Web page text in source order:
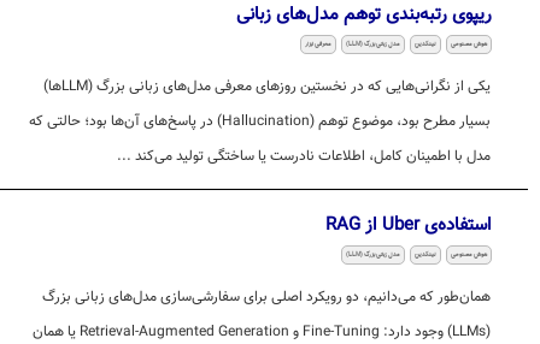
ریپوی رتبه‌بندی توهم مدل‌های زبانی
هوش مصنوعی لینکدین مدل زبانی بزرگ (LLM) معرفی ابزار
یکی از نگرانی‌هایی که در نخستین روزهای معرفی مدل‌های زبانی بزرگ (LLMها)
بسیار مطرح بود، موضوع توهم (Hallucination) در پاسخ‌های آن‌ها بود؛ حالتی که
مدل با اطمینان کامل، اطلاعات نادرست یا ساختگی تولید می‌کند ...
استفاده‌ی Uber از RAG
هوش مصنوعی لینکدین مدل زبانی بزرگ (LLM)
همان‌طور که می‌دانیم، دو رویکرد اصلی برای سفارشی‌سازی مدل‌های زبانی بزرگ
(LLMs) وجود دارد: Fine-Tuning و Retrieval-Augmented Generation یا همان